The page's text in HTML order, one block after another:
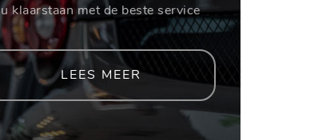
u klaarstaan met de beste service
LEES MEER